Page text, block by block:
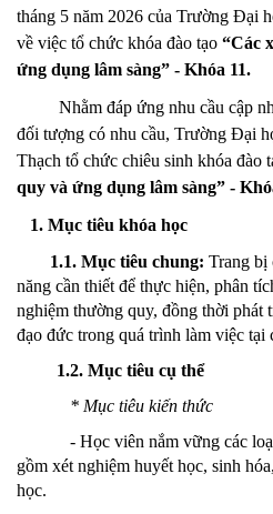
tháng 5 năm 2026 của Trường Đại
về việc tổ chức khóa đào tạo “Các
ứng dụng lâm sàng” - Khóa 11.
Nhằm đáp ứng nhu cầu cập
đối tượng có nhu cầu, Trường Đại
Thạch tổ chức chiêu sinh khóa đào
quy và ứng dụng lâm sàng” -
1. Mục tiêu khóa học
1.1. Mục tiêu chung: Trang bị
năng cần thiết để thực hiện, phân
nghiệm thường quy, đồng thời phát
đạo đức trong quá trình làm việc tại
1.2. Mục tiêu cụ thể
* Mục tiêu kiến thức
- Học viên nắm vững các
gồm xét nghiệm huyết học, sinh hóa,
học.